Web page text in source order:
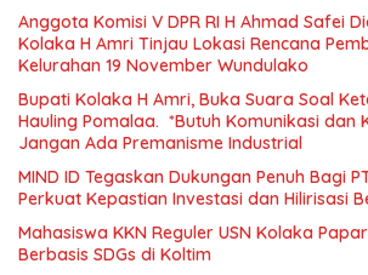
Anggota Komisi V DPR RI H Ahmad Safei
Kolaka H Amri Tinjau Lokasi Rencana
Kelurahan 19 November Wundulako
Bupati Kolaka H Amri, Buka Suara Soal
Hauling Pomalaa. *Butuh Komunikasi dan Kepastian Hukum,
Jangan Ada Premanisme Industrial
MIND ID Tegaskan Dukungan Penuh Bagi
Perkuat Kepastian Investasi dan Hilirisasi
Mahasiswa KKN Reguler USN Kolaka
Berbasis SDGs di Koltim